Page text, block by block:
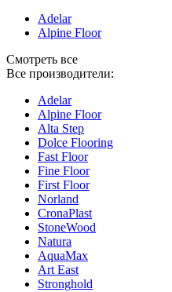
Adelar
Alpine Floor
Смотреть все
Все производители:
Adelar
Alpine Floor
Alta Step
Dolce Flooring
Fast Floor
Fine Floor
First Floor
Norland
CronaPlast
StoneWood
Natura
AquaMax
Art East
Stronghold